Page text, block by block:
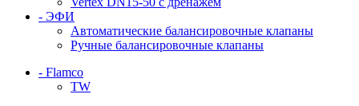
- ЭФИ
Автоматические балансировочные клапаны
Ручные балансировочные клапаны
- Flamco
TW